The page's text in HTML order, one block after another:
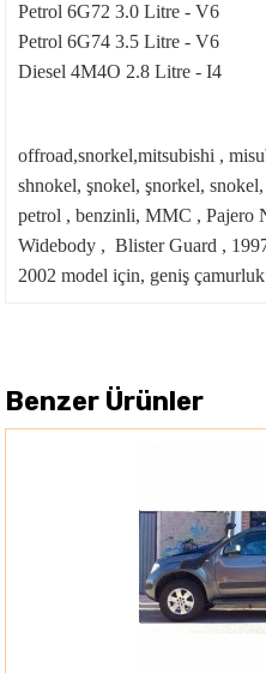
Petrol 6G72 3.0 Litre - V6
Petrol 6G74 3.5 Litre - V6
Diesel 4M4O 2.8 Litre - I4
offroad,snorkel,mitsubishi ,
shnokel, şnokel, şnorkel,
petrol , benzinli, MMC , Pajero
Widebody , Blister Guard ,
2002 model için, geniş
Benzer Ürünler